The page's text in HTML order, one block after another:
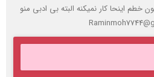
کار نمیکنه البته بی ادبی منو